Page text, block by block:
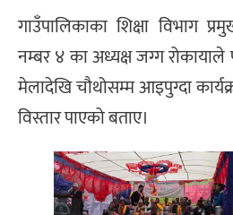
गाउँपालिकाका शिक्षा विभाग
नम्बर ४ का अध्यक्ष जग्ग रोकायाले
मेलादेखि चौथोसम्म आइपुग्दा
विस्तार पाएको बताए।